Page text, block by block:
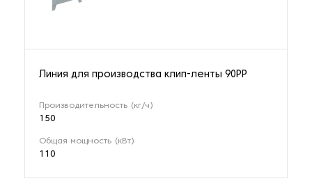
Линия для производства клип-ленты 90PP
Производительность (кг/ч)
150
Общая мощность (кВт)
110